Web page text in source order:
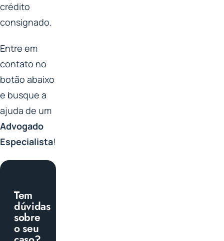
crédito
consignado.
Entre em
contato no
botão abaixo
e busque a
ajuda de um
Advogado
Especialista!
Tem
dúvidas
sobre
o seu